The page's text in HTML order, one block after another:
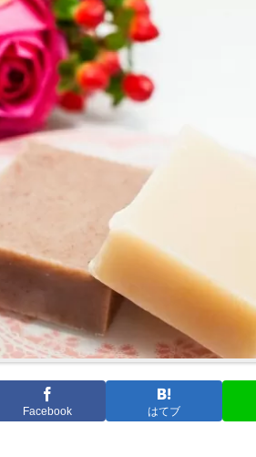
Facebook はてブ